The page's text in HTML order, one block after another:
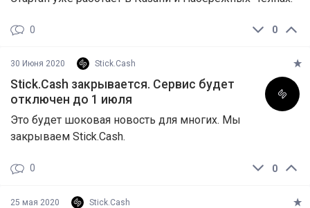
0
0
30 Июня 2020 Stick.Cash
Stick.Cash закрывается. Сервис будет
отключен до 1 июля
Это будет шоковая новость для многих. Мы
закрываем Stick.Cash.
0
0
25 мая 2020 Stick.Cash